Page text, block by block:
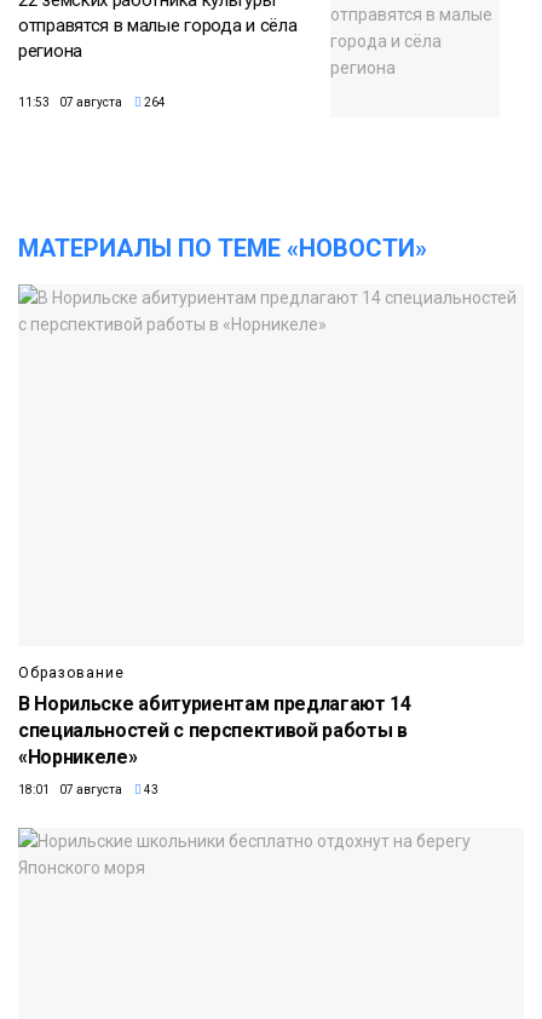
отправятся в малые города и сёла
региона
11:53 07 августа 264
МАТЕРИАЛЫ ПО ТЕМЕ «НОВОСТИ»
Образование
В Норильске абитуриентам предлагают 14
специальностей с перспективой работы в
«Норникеле»
18:01 07 августа 43